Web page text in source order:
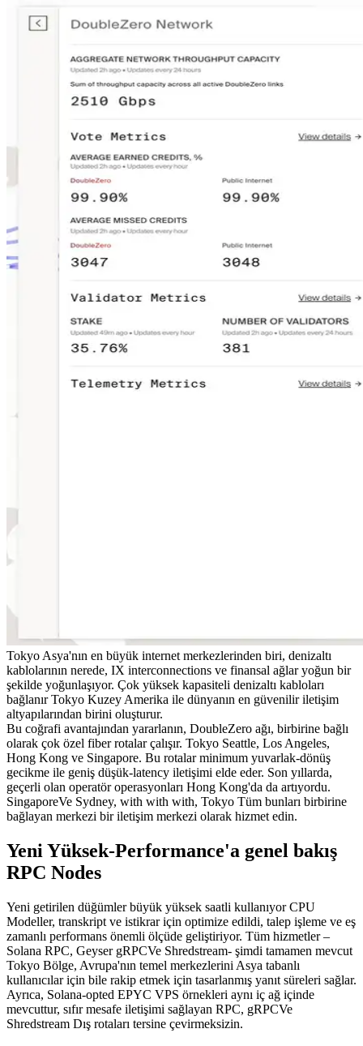
Tokyo Asya'nın en büyük internet merkezlerinden biri, denizaltı
kablolarının nerede, IX interconnections ve finansal ağlar yoğun bir
şekilde yoğunlaşıyor. Çok yüksek kapasiteli denizaltı kabloları
bağlanır Tokyo Kuzey Amerika ile dünyanın en güvenilir iletişim
altyapılarından birini oluşturur.
Bu coğrafi avantajından yararlanın, DoubleZero ağı, birbirine bağlı
olarak çok özel fiber rotalar çalışır. Tokyo Seattle, Los Angeles,
Hong Kong ve Singapore. Bu rotalar minimum yuvarlak-dönüş
gecikme ile geniş düşük-latency iletişimi elde eder. Son yıllarda,
geçerli olan operatör operasyonları Hong Kong'da da artıyordu.
SingaporeVe Sydney, with with with, Tokyo Tüm bunları birbirine
bağlayan merkezi bir iletişim merkezi olarak hizmet edin.
Yeni Yüksek-Performance'a genel bakış
RPC Nodes
Yeni getirilen düğümler büyük yüksek saatli kullanıyor CPU
Modeller, transkript ve istikrar için optimize edildi, talep işleme ve eş
zamanlı performans önemli ölçüde geliştiriyor. Tüm hizmetler –
Solana RPC, Geyser gRPCVe Shredstream- şimdi tamamen mevcut
Tokyo Bölge, Avrupa'nın temel merkezlerini Asya tabanlı
kullanıcılar için bile rakip etmek için tasarlanmış yanıt süreleri sağlar.
Ayrıca, Solana-opted EPYC VPS örnekleri aynı iç ağ içinde
mevcuttur, sıfır mesafe iletişimi sağlayan RPC, gRPCVe
Shredstream Dış rotaları tersine çevirmeksizin.